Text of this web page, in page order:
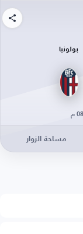
بولونيا
مساحة الزوار